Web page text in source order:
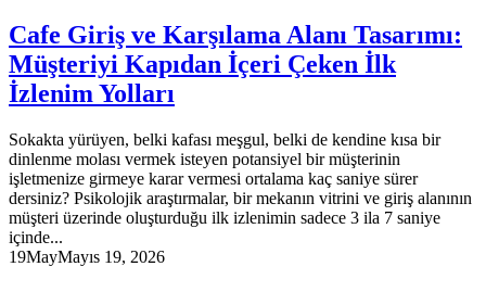
Cafe Giriş ve Karşılama Alanı Tasarımı:
Müşteriyi Kapıdan İçeri Çeken İlk
İzlenim Yolları
Sokakta yürüyen, belki kafası meşgul, belki de kendine kısa bir
dinlenme molası vermek isteyen potansiyel bir müşterinin
işletmenize girmeye karar vermesi ortalama kaç saniye sürer
dersiniz? Psikolojik araştırmalar, bir mekanın vitrini ve giriş alanının
müşteri üzerinde oluşturduğu ilk izlenimin sadece 3 ila 7 saniye
içinde...
19MayMayıs 19, 2026